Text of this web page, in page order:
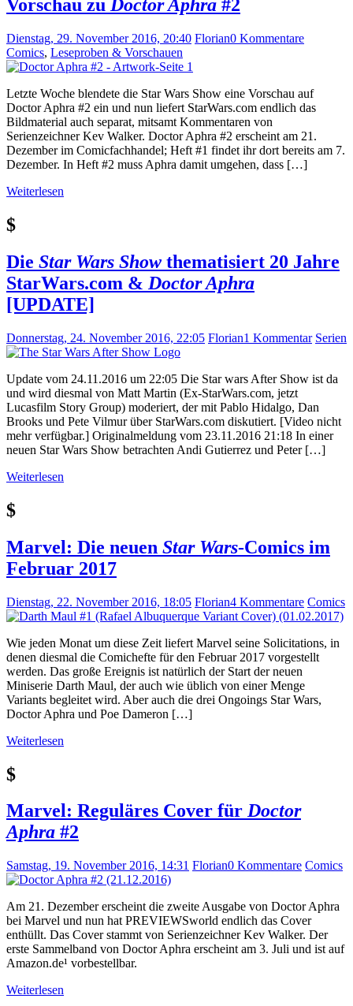
Vorschau zu Doctor Aphra #2
Dienstag, 29. November 2016, 20:40 Florian0 Kommentare
Comics, Leseproben & Vorschauen
Letzte Woche blendete die Star Wars Show eine Vorschau auf
Doctor Aphra #2 ein und nun liefert StarWars.com endlich das
Bildmaterial auch separat, mitsamt Kommentaren von
Serienzeichner Kev Walker. Doctor Aphra #2 erscheint am 21.
Dezember im Comicfachhandel; Heft #1 findet ihr dort bereits am 7.
Dezember. In Heft #2 muss Aphra damit umgehen, dass […]
Weiterlesen
$
Die Star Wars Show thematisiert 20 Jahre
StarWars.com & Doctor Aphra
[UPDATE]
Donnerstag, 24. November 2016, 22:05 Florian1 Kommentar Serien
Update vom 24.11.2016 um 22:05 Die Star wars After Show ist da
und wird diesmal von Matt Martin (Ex-StarWars.com, jetzt
Lucasfilm Story Group) moderiert, der mit Pablo Hidalgo, Dan
Brooks und Pete Vilmur über StarWars.com diskutiert. [Video nicht
mehr verfügbar.] Originalmeldung vom 23.11.2016 21:18 In einer
neuen Star Wars Show betrachten Andi Gutierrez und Peter […]
Weiterlesen
$
Marvel: Die neuen Star Wars-Comics im
Februar 2017
Dienstag, 22. November 2016, 18:05 Florian4 Kommentare Comics
Wie jeden Monat um diese Zeit liefert Marvel seine Solicitations, in
denen diesmal die Comichefte für den Februar 2017 vorgestellt
werden. Das große Ereignis ist natürlich der Start der neuen
Miniserie Darth Maul, der auch wie üblich von einer Menge
Variants begleitet wird. Aber auch die drei Ongoings Star Wars,
Doctor Aphra und Poe Dameron […]
Weiterlesen
$
Marvel: Reguläres Cover für Doctor
Aphra #2
Samstag, 19. November 2016, 14:31 Florian0 Kommentare Comics
Am 21. Dezember erscheint die zweite Ausgabe von Doctor Aphra
bei Marvel und nun hat PREVIEWSworld endlich das Cover
enthüllt. Das Cover stammt von Serienzeichner Kev Walker. Der
erste Sammelband von Doctor Aphra erscheint am 3. Juli und ist auf
Amazon.de¹ vorbestellbar.
Weiterlesen